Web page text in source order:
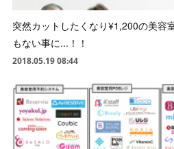
突然カットしたくなり¥1,200の美容
もない事に...！！
2018.05.19 08:44